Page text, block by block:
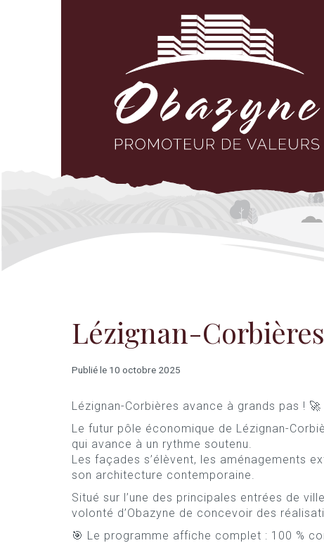
Lézignan-
Publié le 10 octobre 2025
Lézignan-Corbières avance à grands pas ! 🚀
Le futur pôle économique de Lézignan-
qui avance à un rythme soutenu.
Les façades s’élèvent, les aménagements
son architecture contemporaine.
Situé sur l’une des principales entrées de
volonté d’Obazyne de concevoir des
🎯 Le programme affiche complet : 100 %